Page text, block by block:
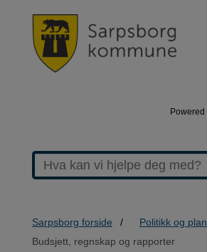
Powered
Sarpsborg forside
Politikk og
Budsjett, regnskap og rapporter